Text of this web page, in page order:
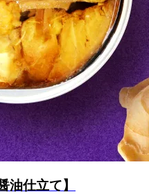
油仕立て】